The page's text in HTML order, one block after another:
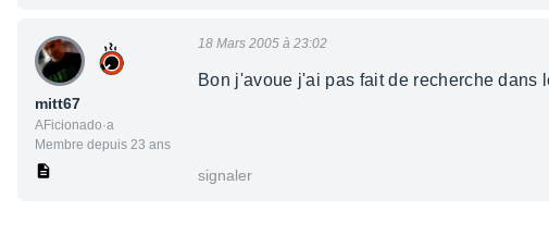
mitt67
AFicionado·a
Membre depuis 23 ans
18 Mars 2005 à 23:02
Bon j'avoue j'ai pas fait de recherche
signaler